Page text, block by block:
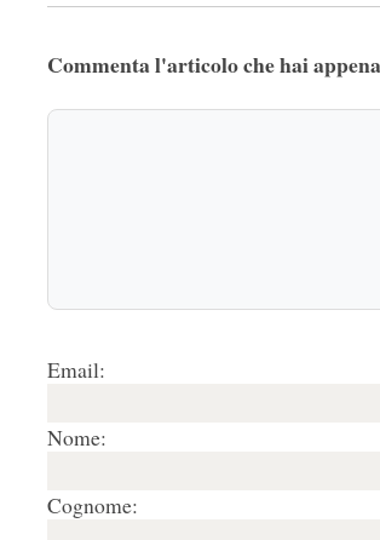
Commenta l'articolo che hai
Email:
Nome:
Cognome: